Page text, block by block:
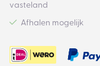
vasteland
Afhalen mogelijk